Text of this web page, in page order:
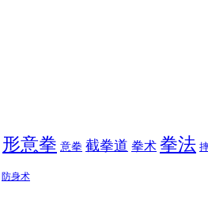
形意拳 意拳 截拳道 拳术 拳法
防身术